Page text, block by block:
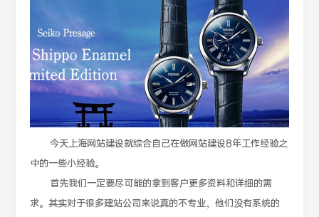
今天上海网站建设就综合自己在做网站建设8年工作经验之
中的一些小经验。
首先我们一定要尽可能的拿到客户更多资料和详细的需
求。其实对于很多建站公司来说真的不专业，他们没有系统的